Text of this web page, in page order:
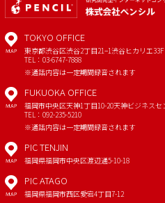
MAP
TOKYO OFFICE
東京都渋谷区渋谷2丁目21−1渋谷ヒカリエ33F
TEL：03-6747-7888
※通話内容は一定期間録音されます
MAP
FUKUOKA OFFICE
福岡市中央区天神1丁目10-20天神ビジネスセ
TEL：092-235-5210
※通話内容は一定期間録音されます
MAP
PIC TENJIN
福岡県福岡市中央区渡辺通5-10-18
MAP
PIC ATAGO
福岡県福岡市西区愛宕4丁目7-12